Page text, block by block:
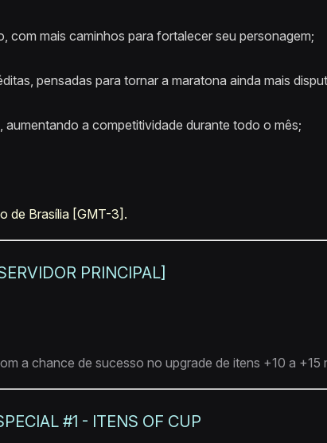
com mais caminhos para fortalecer seu personagem;
pensadas para tornar a maratona ainda mais
a competitividade durante todo o mês;
de Brasília [GMT-3].
PRINCIPAL]
a chance de sucesso no upgrade de itens +10 a +15
#1 - ITENS OF CUP